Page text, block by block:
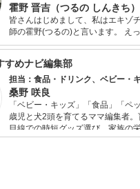
霍野 晋吉（つるの しんきち）
皆さんはじめまして、私はエキゾ
師の霍野(つるの)と言います。 えっ、エキゾチックアニマ
ルって言葉知りませんか？ウサギ
の専門病院である『エキゾチック
業しました。症例数は月に400件を
医師です。他にもエキゾチックア
し、沢山の医療や飼育の書籍を執筆して
キゾチックアニマルの情報を知り
キゾチックアニマル情報室】をご
門獣医師によるサイトですので、
すめナビ編集部
担当：食品・ドリンク、ベビー・
桑野 咲良
「ベビー・キッズ」「食品」「ペ
歳児と犬2頭を育てるママ編集者
目線での時短グッズ選び、家族の
食品選び、束の間のリラックスタ